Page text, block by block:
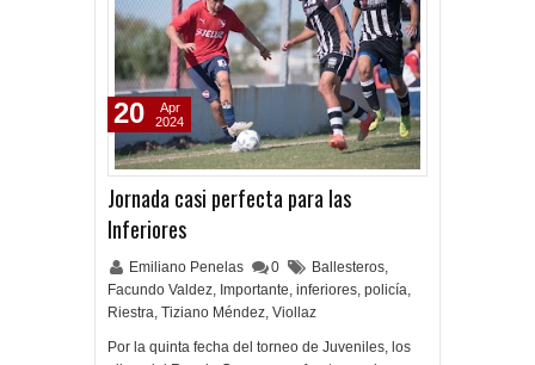
Jornada casi perfecta para las
Inferiores
Emiliano Penelas 0 Ballesteros,
Facundo Valdez, Importante, inferiores, policía,
Riestra, Tiziano Méndez, Viollaz
Por la quinta fecha del torneo de Juveniles, los
20
Apr
2024